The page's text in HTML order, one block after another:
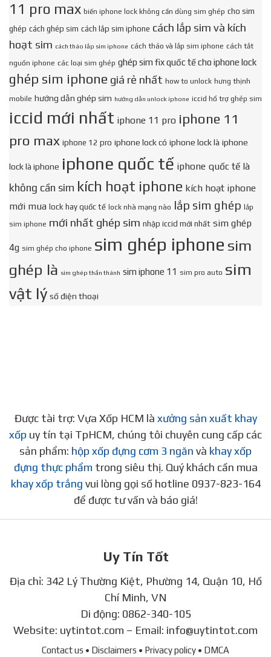
11 pro max biến iphone lock không cần dùng sim ghép cho sim
ghép cách ghép sim cách lắp sim iphone cách lắp sim và kích
hoạt sim cách tháo lắp sim iphone cách tháo và lắp sim iphone cách tắt
nguồn iphone các loại sim ghép ghép sim fix quốc tế cho iphone lock
ghép sim iphone giá rẻ nhất how to unlock hưng thịnh
mobile hướng dẫn ghép sim hướng dẫn unlock iphone iccid hổ trợ ghép sim
iccid mới nhất iphone 11 pro iphone 11
pro max iphone 12 pro iphone lock có iphone lock là iphone
lock là iphone iphone quốc tế iphone quốc tế là
không cần sim kích hoạt iphone kích hoạt iphone
mới mua lock hay quốc tế lock nhà mạng nào lắp sim ghép lắp
sim iphone mới nhất ghép sim nhập iccid mới nhất sim ghép
4g sim ghép cho iphone sim ghép iphone sim
ghép là sim ghép thần thánh sim iphone 11 sim pro auto sim
vật lý số điện thoại
Được tài trợ: Vựa Xốp HCM là xưởng sản xuất khay
xốp uy tín tại TpHCM, chúng tôi chuyên cung cấp các
sản phẩm: hộp xốp đựng cơm 3 ngăn và khay xốp
đựng thực phẩm trong siêu thị. Quý khách cần mua
khay xốp trắng vui lòng gọi số hotline 0937-823-164
để được tư vấn và báo giá!
Uy Tín Tốt
Địa chỉ: 342 Lý Thường Kiệt, Phường 14, Quận 10, Hồ
Chí Minh, VN
Di động: 0862-340-105
Website: uytintot.com – Email: info@uytintot.com
Contact us • Disclaimers • Privacy policy • DMCA